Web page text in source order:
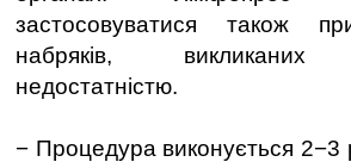
застосовуватися також
набряків, викликаних
недостатністю.
− Процедура виконується